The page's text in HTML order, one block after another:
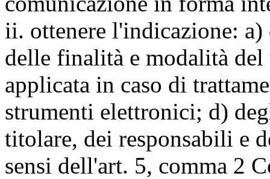
ii. ottenere l'indicazione:
delle finalità e modalità
applicata in caso di
strumenti elettronici; d)
titolare, dei responsabili e
sensi dell'art. 5, comma 2